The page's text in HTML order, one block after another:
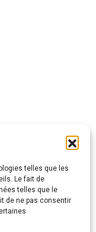
telles que les
Le fait de
telles que le
de ne pas consentir